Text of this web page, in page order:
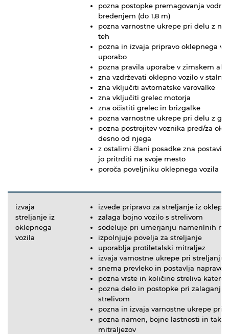
pozna postopke premagovanja
bredenjem (do 1,8 m)
pozna varnostne ukrepe pri delu z
teh
pozna in izvaja pripravo oklepnega
uporabo
pozna pravila uporabe v zimskem ali
zna vzdrževati oklepno vozilo v stalni
zna vključiti avtomatske varovalke
zna vključiti grelec motorja
zna očistiti grelec in brizgalke
pozna varnostne ukrepe pri delu z
pozna postrojitev voznika pred/za
desno od njega
z ostalimi člani posadke zna
jo pritrditi na svoje mesto
poroča poveljniku oklepnega vozila
izvaja
streljanje iz
oklepnega
vozila
izvede pripravo za streljanje iz
zalaga bojno vozilo s strelivom
sodeluje pri umerjanju namerilnih
izpolnjuje povelja za streljanje
uporablja protiletalski mitraljez
izvaja varnostne ukrepe pri streljanju
snema prevleko in postavlja napravo
pozna vrste in količine streliva katere
pozna delo in postopke pri zalaganju
strelivom
pozna in izvaja varnostne ukrepe pri
pozna namen, bojne lastnosti in
mitraljezov